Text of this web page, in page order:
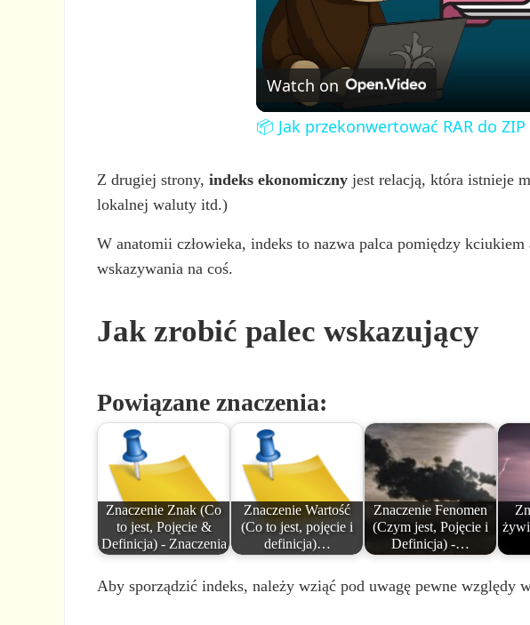
Watch on
📦 Jak przekonwertować RAR do
Z drugiej strony,indeks ekonomiczny jest relacją, która istnieje
lokalnej waluty itd.)
W anatomii człowieka, indeks to nazwa palca pomiędzy
wskazywania na coś.
Jak zrobić palec wskazujący
Powiązane znaczenia:
Znaczenie Znak (Co
to jest, Pojęcie &
Definicja) - Znaczenia
Znaczenie Wartość
(Co to jest, pojęcie i
definicja)…
Znaczenie Fenomen
(Czym jest, Pojęcie i
Definicja) -…
Aby sporządzić indeks, należy wziąć pod uwagę pewne względy